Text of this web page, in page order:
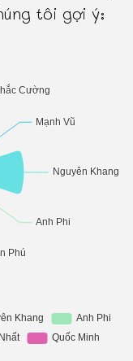
tôi gợi ý: